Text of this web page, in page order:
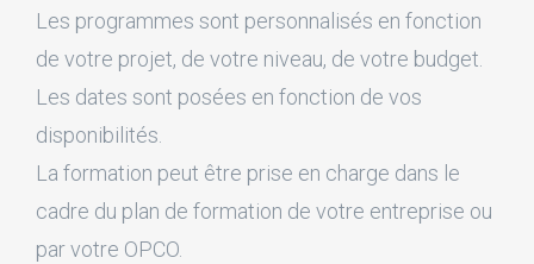
Les programmes sont personnalisés en fonction
de votre projet, de votre niveau, de votre budget.
Les dates sont posées en fonction de vos
disponibilités.
La formation peut être prise en charge dans le
cadre du plan de formation de votre entreprise ou
par votre OPCO.